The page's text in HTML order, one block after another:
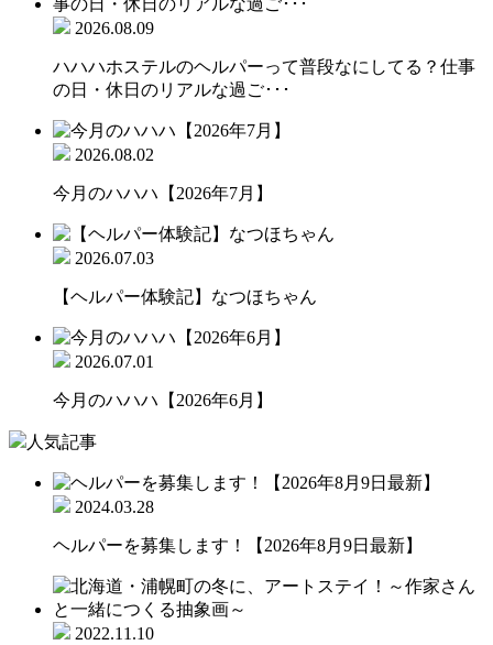
2026.08.09
ハハハホステルのヘルパーって普段なにしてる？仕事
の日・休日のリアルな過ご･･･
2026.08.02
今月のハハハ【2026年7月】
2026.07.03
【ヘルパー体験記】なつほちゃん
2026.07.01
今月のハハハ【2026年6月】
人気記事
2024.03.28
ヘルパーを募集します！【2026年8月9日最新】
2022.11.10